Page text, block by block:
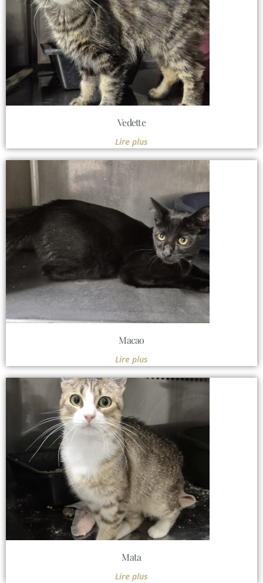
Vedette
Lire plus
Macao
Lire plus
Mata
Lire plus